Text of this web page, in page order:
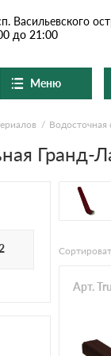
Васильевского
до 21:00
Меню
и шифер
Водосточная
Гранд-
Арт.